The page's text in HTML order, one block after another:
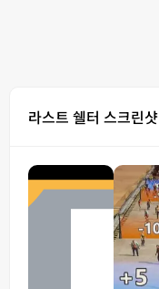
라스트 쉘터 스크린샷